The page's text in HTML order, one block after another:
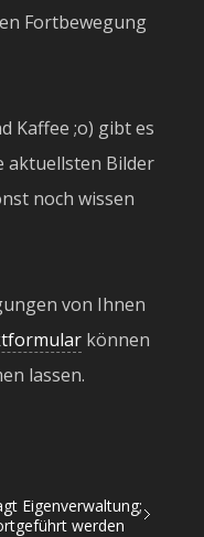
Fortbewegung
Kaffee ;o) gibt es
aktuellsten Bilder
noch wissen
von Ihnen
können
lassen.
Eigenverwaltung;
werden